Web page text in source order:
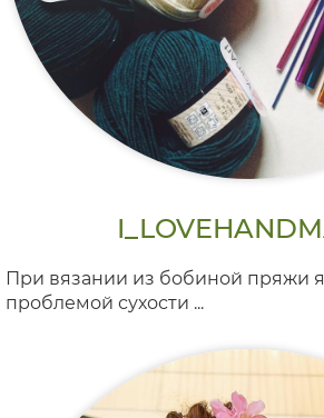
При вязании из бобиной пряжи я
проблемой сухости ...